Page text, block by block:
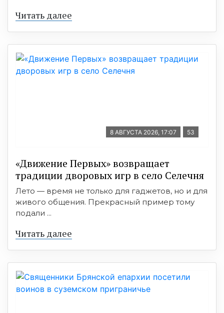
Читать далее
8 АВГУСТА 2026, 17:07 53
«Движение Первых» возвращает
традиции дворовых игр в село Селечня
Лето — время не только для гаджетов, но и для
живого общения. Прекрасный пример тому
подали ...
Читать далее